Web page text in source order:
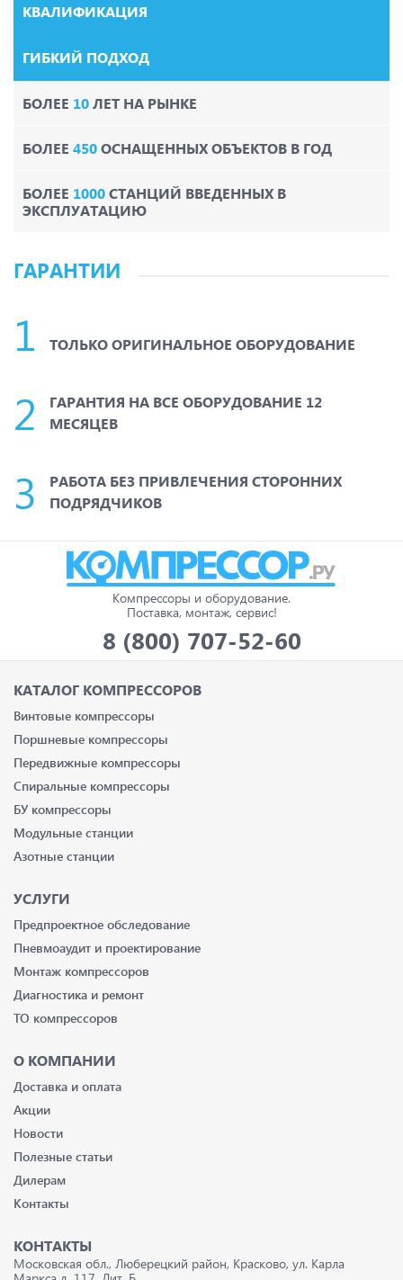
КВАЛИФИКАЦИЯ
ГИБКИЙ ПОДХОД
БОЛЕЕ 10ЛЕТ НА РЫНКЕ
БОЛЕЕ 450ОСНАЩЕННЫХ ОБЪЕКТОВ В ГОД
БОЛЕЕ 1000СТАНЦИЙ ВВЕДЕННЫХ В
ЭКСПЛУАТАЦИЮ
ГАРАНТИИ
ТОЛЬКО ОРИГИНАЛЬНОЕ ОБОРУДОВАНИЕ
ГАРАНТИЯ НА ВСЕ ОБОРУДОВАНИЕ 12
МЕСЯЦЕВ
РАБОТА БЕЗ ПРИВЛЕЧЕНИЯ СТОРОННИХ
ПОДРЯДЧИКОВ
Компрессоры и оборудование.
Поставка, монтаж, сервис!
8 (800) 707-52-60
КАТАЛОГ КОМПРЕССОРОВ
Винтовые компрессоры
Поршневые компрессоры
Передвижные компрессоры
Спиральные компрессоры
БУ компрессоры
Модульные станции
Азотные станции
УСЛУГИ
Предпроектное обследование
Пневмоаудит и проектирование
Монтаж компрессоров
Диагностика и ремонт
ТО компрессоров
О КОМПАНИИ
Доставка и оплата
Акции
Новости
Полезные статьи
Дилерам
Контакты
КОНТАКТЫ
Московская обл., Люберецкий район, Красково, ул. Карла